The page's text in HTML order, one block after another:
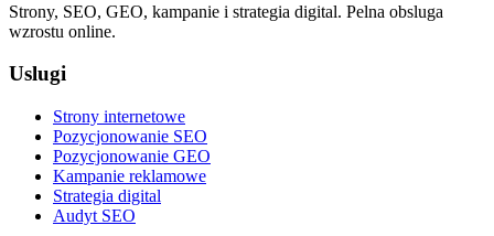
Strony, SEO, GEO, kampanie i strategia digital. Pelna obsluga
wzrostu online.
Uslugi
Strony internetowe
Pozycjonowanie SEO
Pozycjonowanie GEO
Kampanie reklamowe
Strategia digital
Audyt SEO